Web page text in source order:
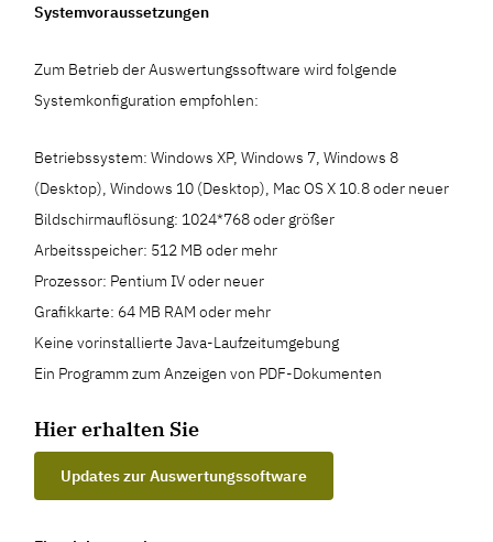
Systemvoraussetzungen
Zum Betrieb der Auswertungssoftware wird folgende
Systemkonfiguration empfohlen:
Betriebssystem: Windows XP, Windows 7, Windows 8
(Desktop), Windows 10 (Desktop), Mac OS X 10.8 oder neuer
Bildschirmauflösung: 1024*768 oder größer
Arbeitsspeicher: 512 MB oder mehr
Prozessor: Pentium IV oder neuer
Grafikkarte: 64 MB RAM oder mehr
Keine vorinstallierte Java-Laufzeitumgebung
Ein Programm zum Anzeigen von PDF-Dokumenten
Hier erhalten Sie
Updates zur Auswertungssoftware